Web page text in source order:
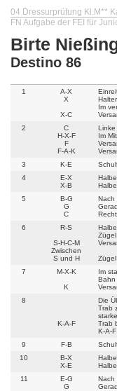
04 Dressurprüfung Kl.M**
FN Aufgabe der FEI für
Birte
Destino 86
1
A-X
X
X-C
Im
2
C
H-X-F
F
F-A-K
Linke
Im
3 K-E
4
E-X
X-B
5
B-G
G
C
Nach
6
R-S
S-H-C-M
Zwischen
S und H
7
M-X-K
K
Im
Bahn
8
K-A-F
Die
Trab
Trab
K-A-
9 F-B
10
B-X
X-E
11
E-G
G
Nach